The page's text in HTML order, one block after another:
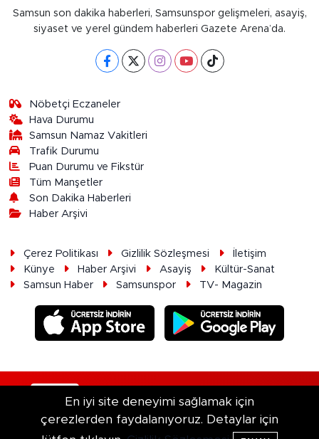
Samsun son dakika haberleri, Samsunspor gelişmeleri, asayiş,
siyaset ve yerel gündem haberleri Gazete Arena’da.
Nöbetçi Eczaneler
Hava Durumu
Samsun Namaz Vakitleri
Trafik Durumu
Puan Durumu ve Fikstür
Tüm Manşetler
Son Dakika Haberleri
Haber Arşivi
Çerez Politikası Gizlilik Sözleşmesi
İletişim
Künye
Haber Arşivi Asayiş
Kültür-Sanat
Samsun Haber
Samsunspor TV- Magazin
RSS Copyright © 2026. Her hakkı saklıdır.
En iyi site deneyimi sağlamak için
çerezlerden faydalanıyoruz. Detaylar için